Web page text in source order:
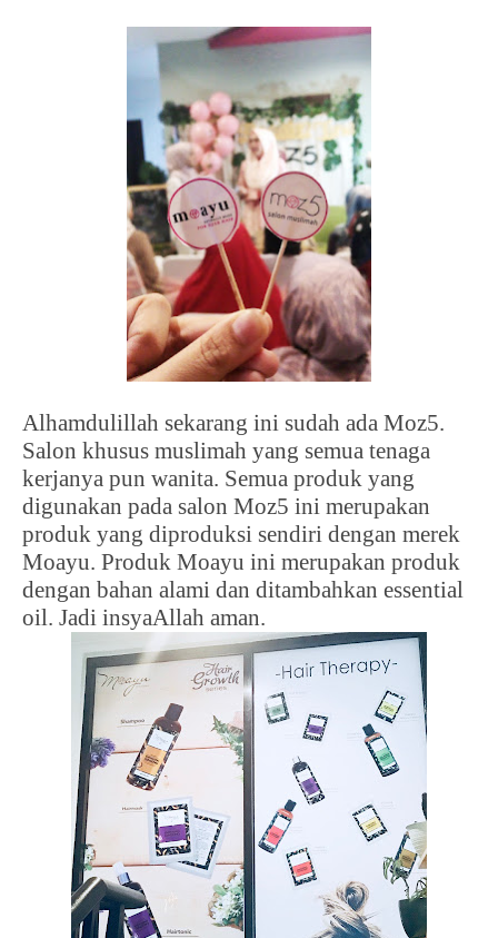
Alhamdulillah sekarang ini sudah ada Moz5.
Salon khusus muslimah yang semua tenaga
kerjanya pun wanita. Semua produk yang
digunakan pada salon Moz5 ini merupakan
produk yang diproduksi sendiri dengan merek
Moayu. Produk Moayu ini merupakan produk
dengan bahan alami dan ditambahkan essential
oil. Jadi insyaAllah aman.